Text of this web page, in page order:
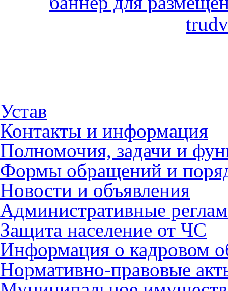
Устав
Контакты и информация
Полномочия, задачи и
Формы обращений и
Новости и объявления
Административные
Защита население от ЧС
Информация о кадровом
Нормативно-правовые